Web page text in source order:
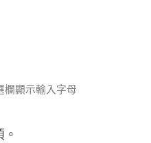
欄顯示輸入字母